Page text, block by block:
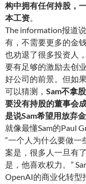
构中拥有任何持股，
本工资。
The information报道
有，不需要更多的金
也劝退了很多投资人
要有足够的激励去创
好公司的前景。但如
可以猜测， Sam不拿
要没有持股的董事会
是说Sam希望用放弃
就像最懂Sam的Paul
“一个人为什么要做
案是，很多人一旦有
是，他喜欢权力。”
OpenAI的商业化转型